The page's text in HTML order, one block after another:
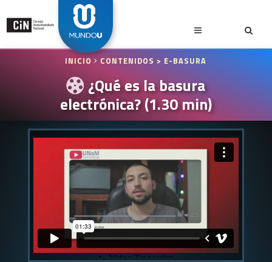
INICIO CONTENIDOS > E-BASURA
¿Qué es la basura
electrónica? (1.30 min)